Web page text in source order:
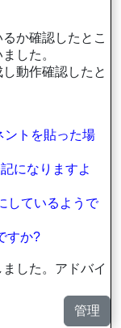
か確認したとこ
した。
動作確認したと
ントを貼った場
になりますよ
しているようで
すか?
した。アドバイ
管理